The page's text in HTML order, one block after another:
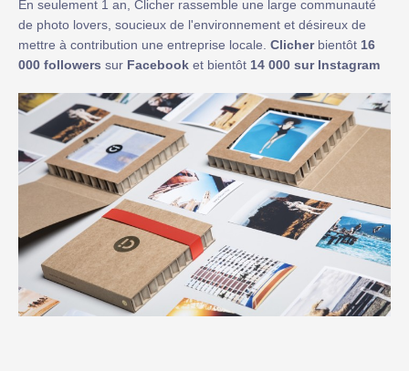
En seulement 1 an, Clicher rassemble une large communauté
de photo lovers, soucieux de l'environnement et désireux de
mettre à contribution une entreprise locale. Clicher bientôt 16
000 followers sur Facebook et bientôt 14 000 sur Instagram